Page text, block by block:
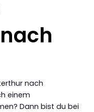
nach
einem
Dann bist du bei